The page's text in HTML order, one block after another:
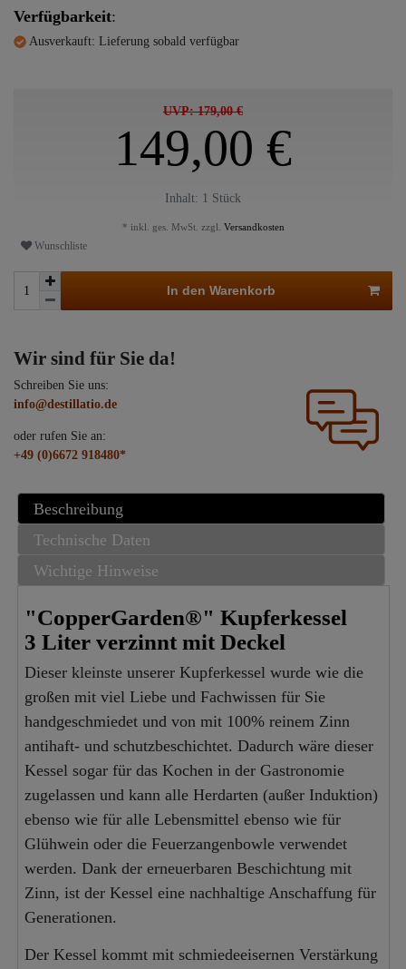
Verfügbarkeit:
Ausverkauft: Lieferung sobald verfügbar
UVP: 179,00 €
149,00 €
Inhalt: 1 Stück
* inkl. ges. MwSt. zzgl. Versandkosten
Wunschliste
In den Warenkorb
Wir sind für Sie da!
Schreiben Sie uns:
info@destillatio.de
oder rufen Sie an:
+49 (0)6672 918480*
Beschreibung
Technische Daten
Wichtige Hinweise
"CopperGarden®" Kupferkessel
3 Liter verzinnt mit Deckel
Dieser kleinste unserer Kupferkessel wurde wie die
großen mit viel Liebe und Fachwissen für Sie
handgeschmiedet und von mit 100% reinem Zinn
antihaft- und schutzbeschichtet. Dadurch wäre dieser
Kessel sogar für das Kochen in der Gastronomie
zugelassen und kann alle Herdarten (außer Induktion)
ebenso wie für alle Lebensmittel ebenso wie für
Glühwein oder die Feuerzangenbowle verwendet
werden. Dank der erneuerbaren Beschichtung mit
Zinn, ist der Kessel eine nachhaltige Anschaffung für
Generationen.
Der Kessel kommt mit schmiedeeisernen Verstärkung